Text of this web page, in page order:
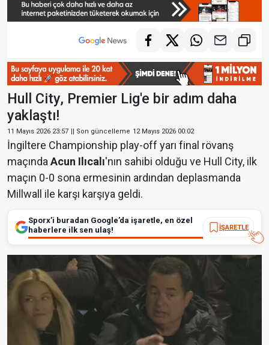
Hull City, Premier Lig'e bir adım daha
yaklaştı!
11 Mayıs 2026 23:57 || Son güncelleme 12 Mayıs 2026 00:02
İngiltere Championship play-off yarı final rövanş
maçında Acun Ilıcalı'nın sahibi olduğu ve Hull City, ilk
maçın 0-0 sona ermesinin ardından deplasmanda
Millwall ile karşı karşıya geldi.
Sporx’i buradan Google’da işaretle, en özel
haberlere ilk sen ulaş!
İŞARETLE